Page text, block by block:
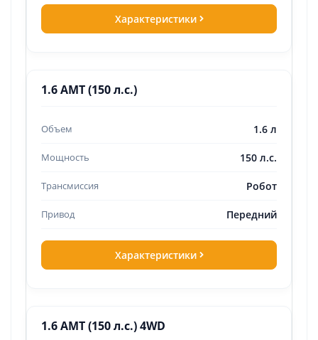
Характеристики
1.6 AMT (150 л.с.)
1.6 л
150 л.с.
Робот
Передний
Характеристики
1.6 AMT (150 л.с.) 4WD